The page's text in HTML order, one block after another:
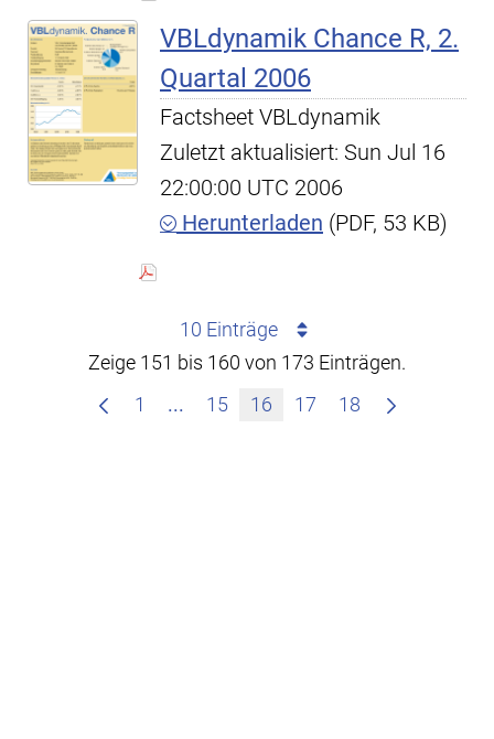
VBLdynamik Chance R, 2.
Quartal 2006
Factsheet VBLdynamik
Zuletzt aktualisiert: Sun Jul 16
22:00:00 UTC 2006
Herunterladen (PDF, 53 KB)
10 Einträge
Zeige 151 bis 160 von 173 Einträgen.
1
... Zwischenseiten Navigieren mit
15 16 17 18